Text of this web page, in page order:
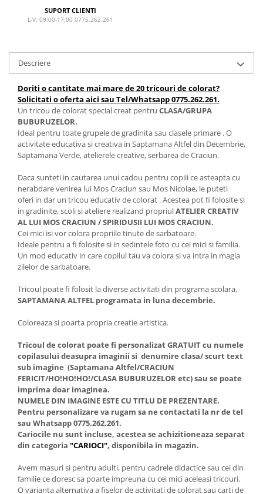
SUPORT CLIENTI
L-V: 09:00-17:00 0775.262.261
Descriere
Doriti o cantitate mai mare de 20 tricouri de colorat?
Solicitati o oferta aici sau Tel/Whatsapp 0775.262.261.
Un tricou de colorat special creat pentru CLASA/GRUPA
BUBURUZELOR.
Ideal pentru toate grupele de gradinita sau clasele primare . O
activitate educativa si creativa in Saptamana Altfel din Decembrie,
Saptamana Verde, atelierele creative, serbarea de Craciun.
Daca sunteti in cautarea unui cadou pentru copiii ce asteapta cu
nerabdare venirea lui Mos Craciun sau Mos Nicolae, le puteti
oferi in dar un tricou educativ de colorat . Acestea pot fi folosite si
in gradinite, scoli si ateliere realizand propriulATELIER CREATIV
AL LUI MOS CRACIUN / SPIRIDUSII LUI MOS CRACIUN.
Cei mici isi vor colora propriile tinute de sarbatoare.
Ideale pentru a fi folosite si in sedintele foto cu cei mici si familia.
Un mod educativ in care copilul tau va colora si va intra in magia
zilelor de sarbatoare.
Tricoul poate fi folosit la diverse activitati din programa scolara,
SAPTAMANA ALTFEL programata in luna decembrie.
Coloreaza si poarta propria creatie artistica.
Tricoul de colorat poate fi personalizat GRATUIT cu numele
copilasului deasupra imaginii si denumire clasa/ scurt text
sub imagine (Saptamana Altfel/CRACIUN
FERICIT/HO!HO!HO!/CLASA BUBURUZELOR etc) sau se poate
imprima doar imaginea.
NUMELE DIN IMAGINE ESTE CU TITLU DE PREZENTARE.
Pentru personalizare va rugam sa ne contactati la nr de tel
sau Whatsapp 0775.262.261.
Cariocile nu sunt incluse, acestea se achizitioneaza separat
din categoria "CARIOCI", disponibila in magazin.
Avem masuri si pentru adulti, pentru cadrele didactice sau cei din
familie ce doresc sa poarte impreuna cu cei mici aceleasi tricouri.
O varianta alternativa a fiselor de activitati de colorat sau carti de